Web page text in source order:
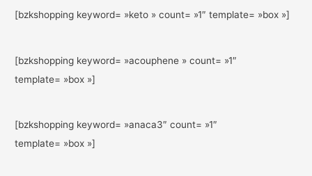
[bzkshopping keyword= »keto » count= »1″ template= »box »]
[bzkshopping keyword= »acouphene » count= »1″
template= »box »]
[bzkshopping keyword= »anaca3″ count= »1″
template= »box »]